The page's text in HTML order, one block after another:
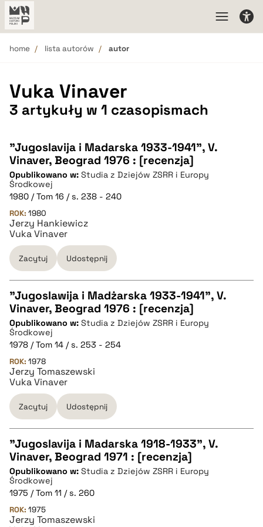
home lista autorów autor
Vuka Vinaver
3 artykuły w 1 czasopismach
"Jugoslavija i Madarska 1933-1941", V.
Vinaver, Beograd 1976 : [recenzja]
Opublikowano w: Studia z Dziejów ZSRR i Europy
Środkowej
1980 / Tom 16 / s. 238 - 240
ROK: 1980
Jerzy Hankiewicz
Vuka Vinaver
Zacytuj Udostępnij
CZYSTY TEKST
pobierz cytat
BIBTEX
pobierz cytat
"Jugoslawija i Madżarska 1933-1941", V.
Vinaver, Beograd 1976 : [recenzja]
Opublikowano w: Studia z Dziejów ZSRR i Europy
Środkowej
1978 / Tom 14 / s. 253 - 254
ROK: 1978
Jerzy Tomaszewski
Vuka Vinaver
Zacytuj Udostępnij
CZYSTY TEKST
pobierz cytat
"Jugoslavija i Madarska 1918-1933", V.
Vinaver, Beograd 1971 : [recenzja]
Opublikowano w: Studia z Dziejów ZSRR i Europy
Środkowej
1975 / Tom 11 / s. 260
ROK: 1975
Jerzy Tomaszewski